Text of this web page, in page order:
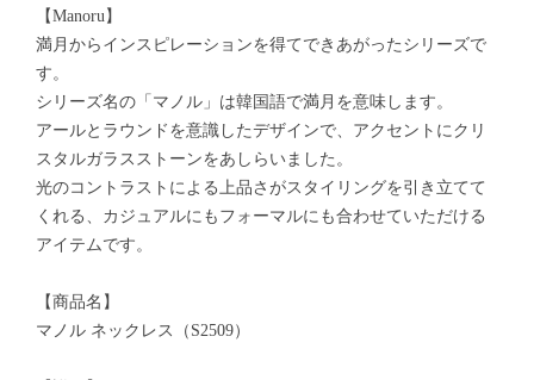
【Manoru】
満月からインスピレーションを得てできあがったシリーズで
す。
シリーズ名の「マノル」は韓国語で満月を意味します。
アールとラウンドを意識したデザインで、アクセントにクリ
スタルガラスストーンをあしらいました。
光のコントラストによる上品さがスタイリングを引き立てて
くれる、カジュアルにもフォーマルにも合わせていただける
アイテムです。
【商品名】
マノル ネックレス（S2509）